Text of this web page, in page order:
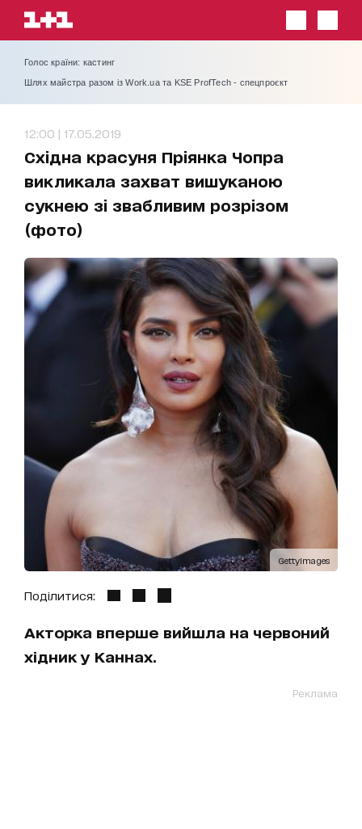
Голос країни: кастинг
Шлях майстра разом із Work.ua та KSE ProfTech - спецпроєкт
12:00 | 17.05.2019
Східна красуня Пріянка Чопра
викликала захват вишуканою
сукнею зі звабливим розрізом
(фото)
GettyImages
Поділитися:
Акторка вперше вийшла на червоний
хідник у Каннах.
Реклама